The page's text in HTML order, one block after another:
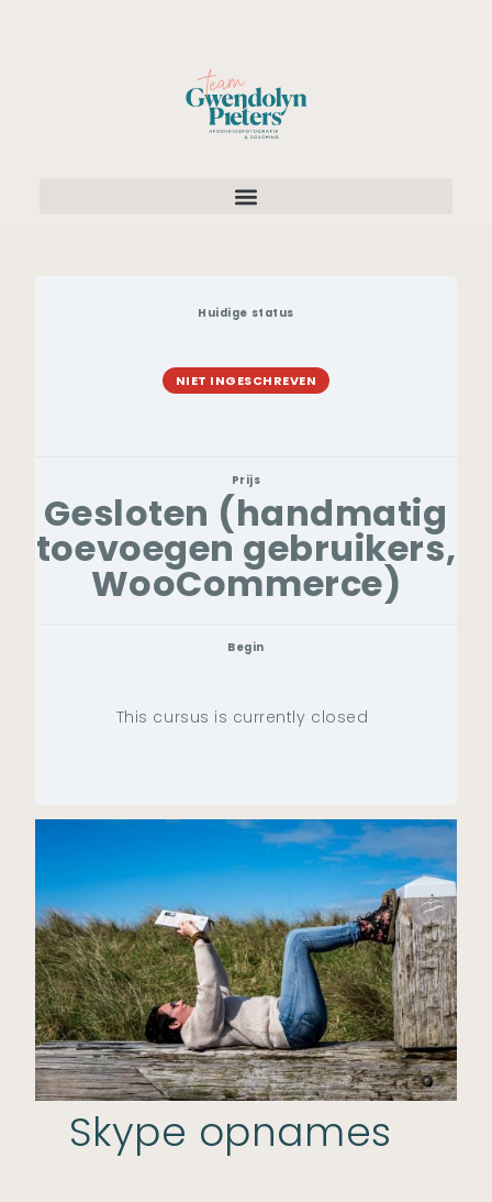
Huidige status
NIET INGESCHREVEN
Prijs
Gesloten (handmatig
toevoegen gebruikers,
WooCommerce)
Begin
This cursus is currently closed
Skype opnames